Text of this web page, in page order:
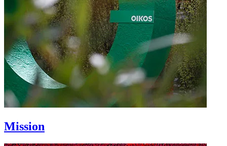
Mission